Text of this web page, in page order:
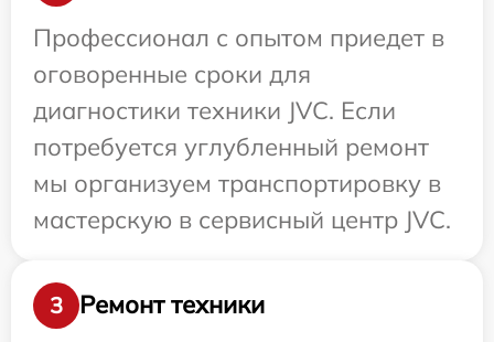
Профессионал с опытом приедет в
оговоренные сроки для
диагностики техники JVC. Если
потребуется углубленный ремонт
мы организуем транспортировку в
мастерскую в сервисный центр JVC.
3
Ремонт техники